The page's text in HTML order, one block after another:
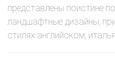
представлены поистине
ландшафтные дизайны,
стилях английском,